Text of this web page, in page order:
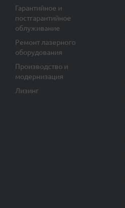
Гарантийное и
постгарантийное
облуживание
Ремонт лазерного
оборудования
Производство и
модернизация
Лизинг